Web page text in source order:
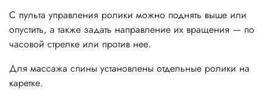
С пульта управления ролики можно поднять выше или
опустить, а также задать направление их вращения — по
часовой стрелке или против нее.
Для массажа спины установлены отдельные ролики на
каретке.